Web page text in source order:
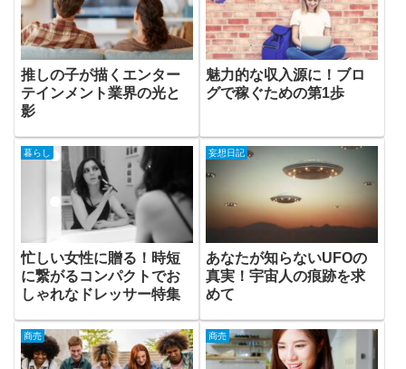
推しの子が描くエンター
テインメント業界の光と
影
魅力的な収入源に！ブロ
グで稼ぐための第1歩
暮らし
忙しい女性に贈る！時短
に繋がるコンパクトでお
しゃれなドレッサー特集
妄想日記
あなたが知らないUFOの
真実！宇宙人の痕跡を求
めて
商売 商売